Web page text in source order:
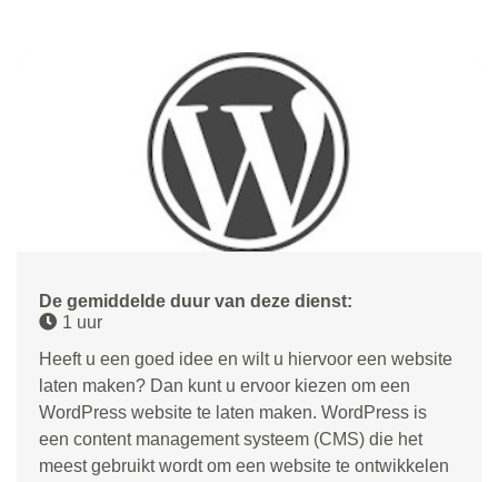
De gemiddelde duur van deze dienst:
1 uur
Heeft u een goed idee en wilt u hiervoor een website
laten maken? Dan kunt u ervoor kiezen om een
WordPress website te laten maken. WordPress is
een content management systeem (CMS) die het
meest gebruikt wordt om een website te ontwikkelen